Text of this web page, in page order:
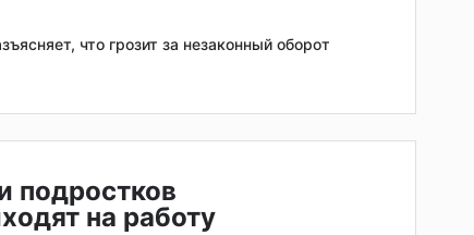
что грозит за незаконный оборот
подростков
на работу